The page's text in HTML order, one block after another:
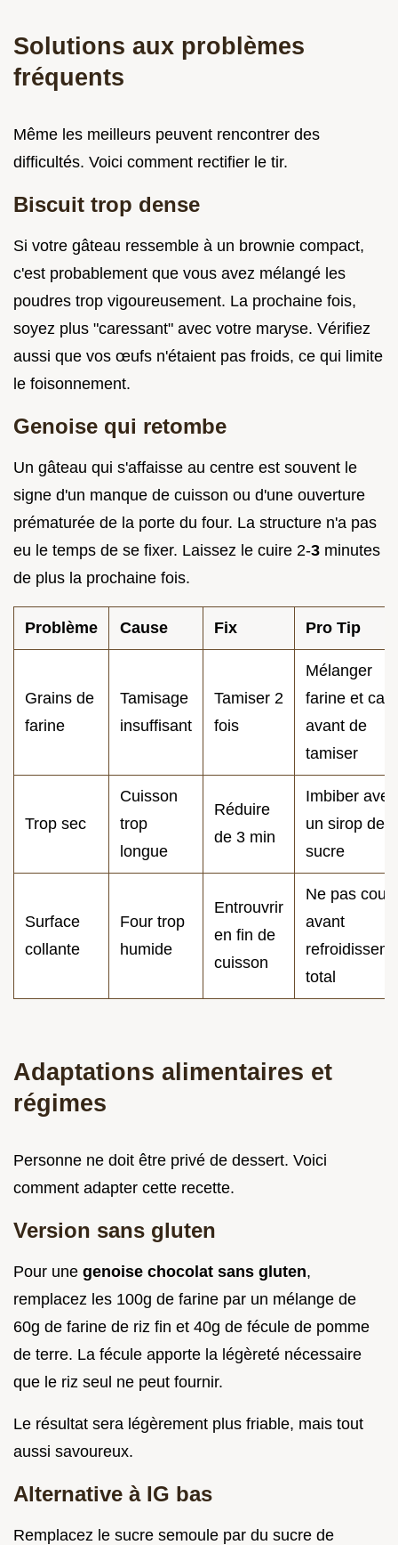
Solutions aux problèmes
fréquents
Même les meilleurs peuvent rencontrer des
difficultés. Voici comment rectifier le tir.
Biscuit trop dense
Si votre gâteau ressemble à un brownie compact,
c'est probablement que vous avez mélangé les
poudres trop vigoureusement. La prochaine fois,
soyez plus "caressant" avec votre maryse. Vérifiez
aussi que vos œufs n'étaient pas froids, ce qui limite
le foisonnement.
Genoise qui retombe
Un gâteau qui s'affaisse au centre est souvent le
signe d'un manque de cuisson ou d'une ouverture
prématurée de la porte du four. La structure n'a pas
eu le temps de se fixer. Laissez le cuire 2-3 minutes
de plus la prochaine fois.
Problème Cause Fix Pro Tip
Grains de
farine
Tamisage
insuffisant
Tamiser 2
fois
Mélanger
farine et
avant de
tamiser
Trop sec
Cuisson
trop
longue
Réduire
de 3 min
Imbiber avec
un sirop de
sucre
Surface
collante
Four trop
humide
Entrouvrir
en fin de
cuisson
Ne pas
avant
total
Adaptations alimentaires et
régimes
Personne ne doit être privé de dessert. Voici
comment adapter cette recette.
Version sans gluten
Pour une genoise chocolat sans gluten,
remplacez les 100g de farine par un mélange de
60g de farine de riz fin et 40g de fécule de pomme
de terre. La fécule apporte la légèreté nécessaire
que le riz seul ne peut fournir.
Le résultat sera légèrement plus friable, mais tout
aussi savoureux.
Alternative à IG bas
Remplacez le sucre semoule par du sucre de